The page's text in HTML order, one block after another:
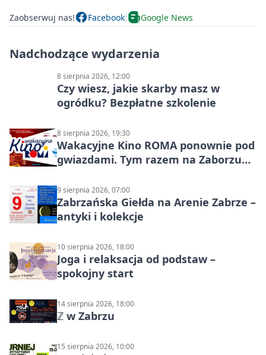
Zaobserwuj nas! Facebook Google News
Nadchodzące wydarzenia
8 sierpnia 2026, 12:00
Czy wiesz, jakie skarby masz w
ogródku? Bezpłatne szkolenie
8 sierpnia 2026, 19:30
Wakacyjne Kino ROMA ponownie pod
gwiazdami. Tym razem na Zaborzu
9 sierpnia 2026, 07:00
Zabrzańska Giełda na Arenie Zabrze –
antyki i kolekcje
10 sierpnia 2026, 18:00
Joga i relaksacja od podstaw –
spokojny start
14 sierpnia 2026, 18:00
ℤ w Zabrzu
15 sierpnia 2026, 10:00